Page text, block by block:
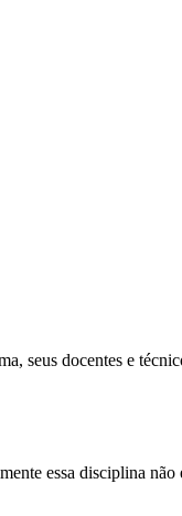
seus docentes e
essa disciplina não